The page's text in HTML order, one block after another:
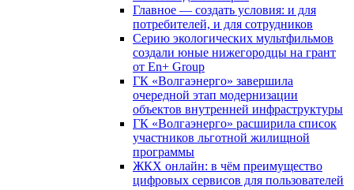
Главное — создать условия: и для
потребителей, и для сотрудников
Серию экологических мультфильмов
создали юные нижегородцы на грант
от En+ Group
ГК «Волгаэнерго» завершила
очередной этап модернизации
объектов внутренней инфраструктуры
ГК «Волгаэнерго» расширила список
участников льготной жилищной
программы
ЖКХ онлайн: в чём преимущество
цифровых сервисов для пользователей